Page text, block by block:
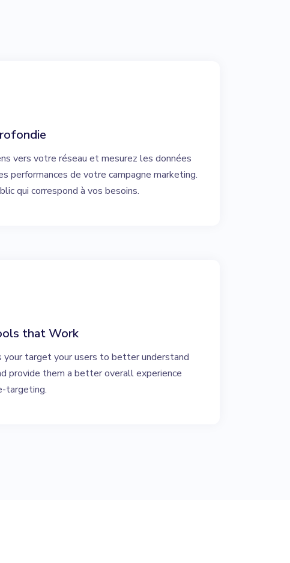
vers votre réseau et mesurez les données
performances de votre campagne marketing.
qui correspond à vos besoins.
that Work
your target your users to better understand
provide them a better overall experience
targeting.